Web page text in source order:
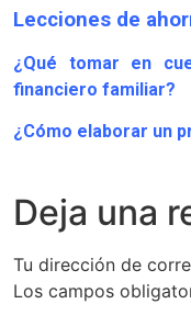
Lecciones de
¿Qué tomar en
financiero familiar?
¿Cómo elaborar un
Deja una
Tu dirección de
Los campos